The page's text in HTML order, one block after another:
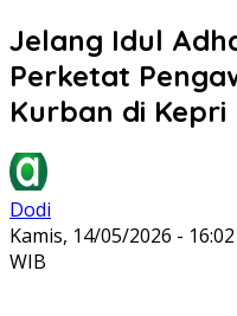
Jelang Idul
Perketat
Kurban di Kepri
Dodi
Kamis, 14/05/2026 -
WIB